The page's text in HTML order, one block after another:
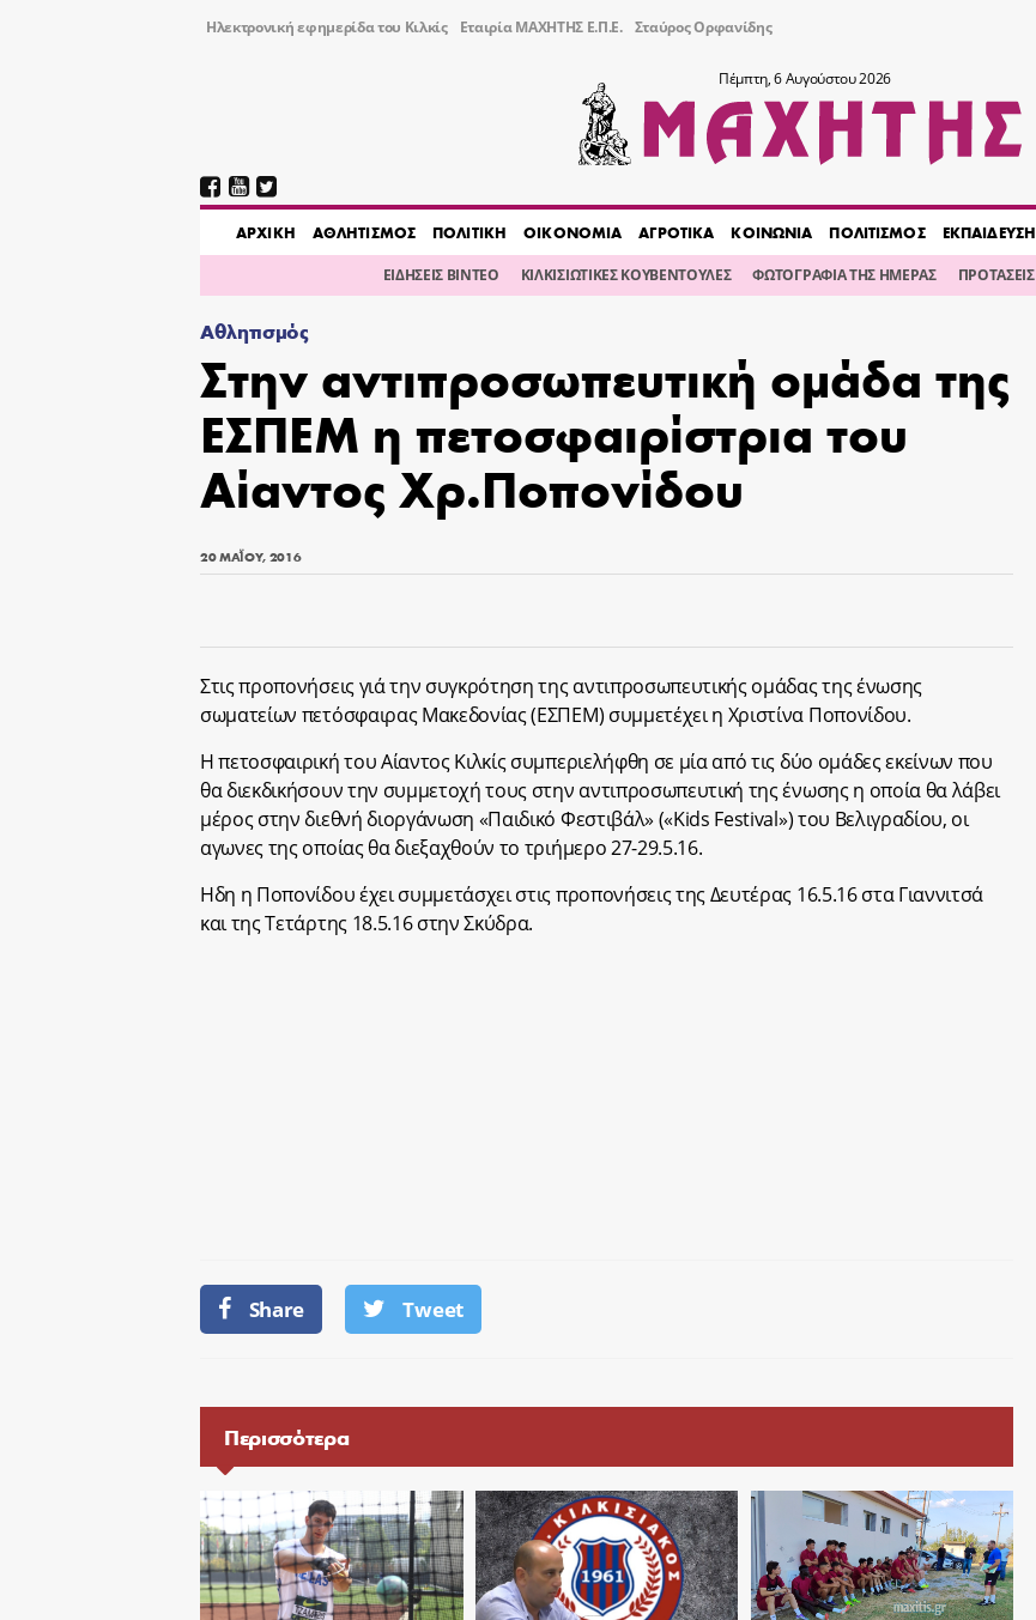
Ηλεκτρονική εφημερίδα του Κιλκίς Εταιρία ΜΑΧΗΤΗΣ Ε.Π.Ε. Σταύρος Ορφανίδης
Πέμπτη, 6 Αυγούστου 2026
AΡΧΙΚΗ ΑΘΛΗΤΙΣΜΟΣ ΠΟΛΙΤΙΚΗ ΟΙΚΟΝΟΜΙΑ ΑΓΡΟΤΙΚΑ ΚΟΙΝΩΝΙΑ ΠΟΛΙΤΙΣΜΟΣ ΕΚΠΑΙΔΕΥΣΗ
ΕΙΔΗΣΕΙΣ ΒΙΝΤΕΟ ΚΙΛΚΙΣΙΩΤΙΚΕΣ ΚΟΥΒΕΝΤΟΥΛΕΣ ΦΩΤΟΓΡΑΦΙΑ ΤΗΣ ΗΜΕΡΑΣ ΠΡΟΤΑΣΕΙΣ
Αθλητισμός
Στην αντιπροσωπευτική ομάδα της
ΕΣΠΕΜ η πετοσφαιρίστρια του
Αίαντος Χρ.Ποπονίδου
20 ΜΑΪ́ΟΥ, 2016
Στις προπονήσεις γιά την συγκρότηση της αντιπροσωπευτικής ομάδας της ένωσης
σωματείων πετόσφαιρας Μακεδονίας (ΕΣΠΕΜ) συμμετέχει η Χριστίνα Ποπονίδου.
Η πετοσφαιρική του Αίαντος Κιλκίς συμπεριελήφθη σε μία από τις δύο ομάδες εκείνων που
θα διεκδικήσουν την συμμετοχή τους στην αντιπροσωπευτική της ένωσης η οποία θα λάβει
μέρος στην διεθνή διοργάνωση «Παιδικό Φεστιβάλ» («Kids Festival») του Βελιγραδίου, οι
αγωνες της οποίας θα διεξαχθούν το τριήμερο 27-29.5.16.
Ηδη η Ποπονίδου έχει συμμετάσχει στις προπονήσεις της Δευτέρας 16.5.16 στα Γιαννιτσά
και της Τετάρτης 18.5.16 στην Σκύδρα.
Share Tweet
Περισσότερα